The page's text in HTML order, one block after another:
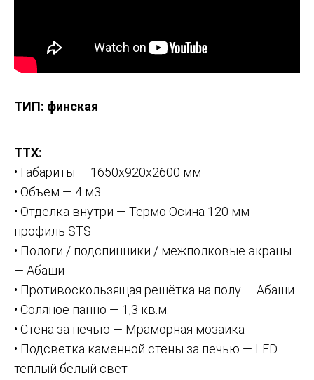
ТИП: финская
ТТХ:
• Габариты — 1650х920х2600 мм
• Объем — 4 м3
• Отделка внутри — Термо Осина 120 мм
профиль STS
• Пологи / подспинники / межполковые экраны
— Абаши
• Противоскользящая решётка на полу — Абаши
• Соляное панно — 1,3 кв.м.
• Стена за печью — Мраморная мозаика
• Подсветка каменной стены за печью — LED
тёплый белый свет